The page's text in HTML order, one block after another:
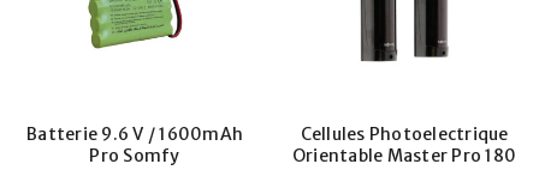
Batterie 9.6 V / 1600mAh
Pro Somfy
Cellules Photoelectrique
Orientable Master Pro 180